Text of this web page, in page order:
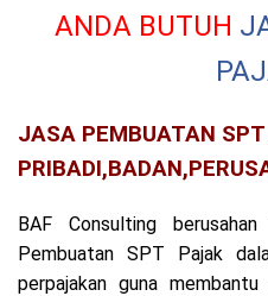
ANDA BUTUH
JASA PEMBUATAN
BAF Consulting
Pembuatan SPT Pajak
perpajakan guna